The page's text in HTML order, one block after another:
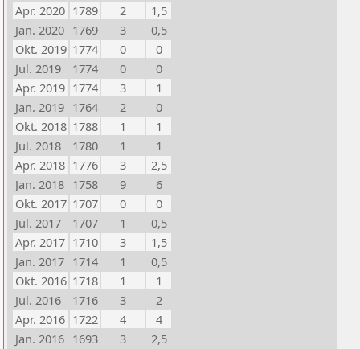
Apr. 2020 1789 2
1,5
Jan. 2020 1769 3
0,5
Okt. 2019 1774 0
0
Jul. 2019
1774 0
0
Apr. 2019 1774 3
1
Jan. 2019 1764 2
0
Okt. 2018 1788 1
1
Jul. 2018
1780 1
1
Apr. 2018 1776 3
2,5
Jan. 2018 1758 9
6
Okt. 2017 1707 0
0
Jul. 2017
1707 1
0,5
Apr. 2017 1710 3
1,5
Jan. 2017 1714 1
0,5
Okt. 2016 1718 1
1
Jul. 2016
1716 3
2
Apr. 2016 1722 4
4
Jan. 2016 1693 3
2,5